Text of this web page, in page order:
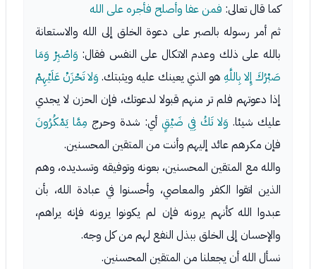
كما قال تعالى: فمن عفا وأصلح فأجره على الله
ثم أمر رسوله بالصبر على دعوة الخلق إلى الله والاستعانة
بالله على ذلك وعدم الاتكال على النفس فقال: وَاصْبِرْ وَمَا
صَبْرُكَ إِلا بِاللَّهِ هو الذي يعينك عليه ويثبتك. وَلا تَحْزَنْ عَلَيْهِمْ
إذا دعوتهم فلم تر منهم قبولا لدعوتك، فإن الحزن لا يجدي
عليك شيئا. وَلا تَكُ فِي ضَيْقٍ أي: شدة وحرج مِمَّا يَمْكُرُونَ
فإن مكرهم عائد إليهم وأنت من المتقين المحسنين.
والله مع المتقين المحسنين، بعونه وتوفيقه وتسديده، وهم
الذين اتقوا الكفر والمعاصي، وأحسنوا في عبادة الله، بأن
عبدوا الله كأنهم يرونه فإن لم يكونوا يرونه فإنه يراهم،
والإحسان إلى الخلق ببذل النفع لهم من كل وجه.
نسأل الله أن يجعلنا من المتقين المحسنين.